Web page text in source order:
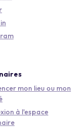
mon lieu ou mon
à l'espace